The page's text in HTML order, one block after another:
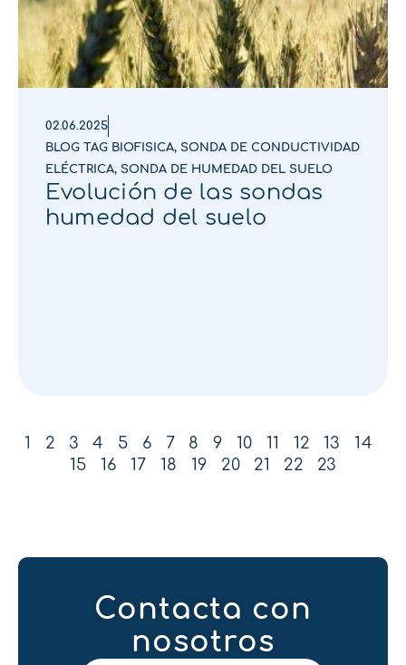
02.06.2025
BLOG TAG BIOFISICA, SONDA DE CONDUCTIVIDAD
ELÉCTRICA, SONDA DE HUMEDAD DEL SUELO
Evolución de las sondas
humedad del suelo
1 2 3 4 5 6 7 8 9 10 11 12 13
14
15
16 17 18 19 20 21 22 23
Contacta con
nosotros